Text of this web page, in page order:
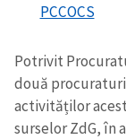
PCCOCS
Potrivit
două procuraturi
activităților
surselor ZdG, în